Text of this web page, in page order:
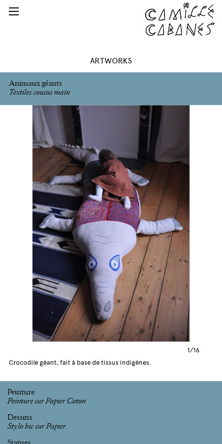
ARTWORKS
Animaux géants
Textiles cousus main
1/16
Crocodile géant, fait à base de tissus indigènes.
Peinture
Peinture sur Papier Coton
Dessins
Stylo bic sur Papier